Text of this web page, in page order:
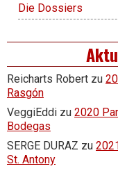
Die Dossiers
Reicharts Robert zu
Rasgón
VeggiEddi zu 2020
Bodegas
SERGE DURAZ zu
St. Antony